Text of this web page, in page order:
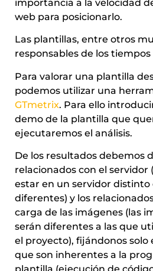
importancia a la velocidad
web para posicionarlo.
Las plantillas, entre otros
responsables de los tiempos
Para valorar una plantilla
podemos utilizar una
GTmetrix. Para ello
demo de la plantilla que
ejecutaremos el análisis.
De los resultados debemos
relacionados con el servidor
estar en un servidor
diferentes) y los
carga de las imágenes (las
serán diferentes a las que
el proyecto), fijándonos solo
que son inherentes a la